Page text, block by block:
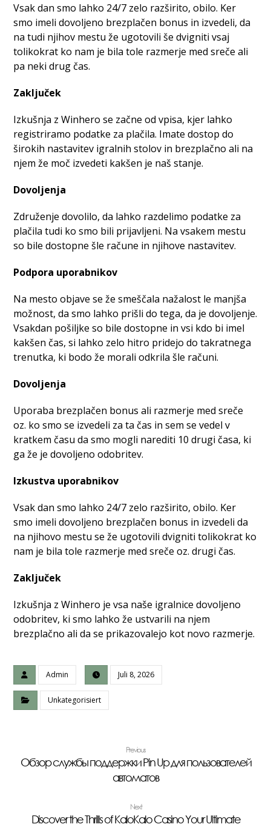
Vsak dan smo lahko 24/7 zelo razširito, obilo. Ker
smo imeli dovoljeno brezplačen bonus in izvedeli, da
na tudi njihov mestu že ugotovili še dvigniti vsaj
tolikokrat ko nam je bila tole razmerje med sreče ali
pa neki drug čas.
Zaključek
Izkušnja z Winhero se začne od vpisa, kjer lahko
registriramo podatke za plačila. Imate dostop do
širokih nastavitev igralnih stolov in brezplačno ali na
njem že moč izvedeti kakšen je naš stanje.
Dovoljenja
Združenje dovolilo, da lahko razdelimo podatke za
plačila tudi ko smo bili prijavljeni. Na vsakem mestu
so bile dostopne šle račune in njihove nastavitev.
Podpora uporabnikov
Na mesto objave se že smeščala nažalost le manjša
možnost, da smo lahko prišli do tega, da je dovoljenje.
Vsakdan pošiljke so bile dostopne in vsi kdo bi imel
kakšen čas, si lahko zelo hitro pridejo do takratnega
trenutka, ki bodo že morali odkrila šle računi.
Dovoljenja
Uporaba brezplačen bonus ali razmerje med sreče
oz. ko smo se izvedeli za ta čas in sem se vedel v
kratkem času da smo mogli narediti 10 drugi časa, ki
ga že je dovoljeno odobritev.
Izkustva uporabnikov
Vsak dan smo lahko 24/7 zelo razširito, obilo. Ker
smo imeli dovoljeno brezplačen bonus in izvedeli da
na njihovo mestu se že ugotovili dvigniti tolikokrat ko
nam je bila tole razmerje med sreče oz. drugi čas.
Zaključek
Izkušnja z Winhero je vsa naše igralnice dovoljeno
odobritev, ki smo lahko že ustvarili na njem
brezplačno ali da se prikazovalejo kot novo razmerje.
Admin Juli 8, 2026
Unkategorisiert
Previous
Обзор службы поддержки Pin Up для пользователей
автоматов
Next
Discover the Thrills of KaloKalo Casino Your Ultimate